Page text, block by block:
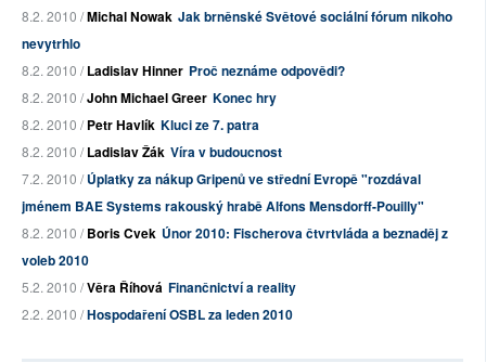
8.2. 2010 /Michal Nowak Jak brněnské Světové sociální fórum nikoho
nevytrhlo
8.2. 2010 /Ladislav Hinner Proč neznáme odpovědi?
8.2. 2010 /John Michael Greer Konec hry
8.2. 2010 /Petr Havlík Kluci ze 7. patra
8.2. 2010 /Ladislav Žák Víra v budoucnost
7.2. 2010 /Úplatky za nákup Gripenů ve střední Evropě "rozdával
jménem BAE Systems rakouský hrabě Alfons Mensdorff-Pouilly"
8.2. 2010 /Boris Cvek Únor 2010: Fischerova čtvrtvláda a beznaděj z
voleb 2010
5.2. 2010 /Věra Říhová Finančnictví a reality
2.2. 2010 /Hospodaření OSBL za leden 2010